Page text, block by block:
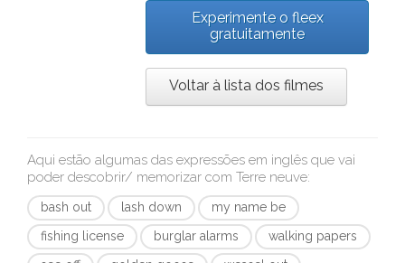
Experimente o fleex
gratuitamente
Voltar à lista dos filmes
Aqui estão algumas das expressões em inglês que vai
poder descobrir/ memorizar com Terre neuve:
bash out lash down
my name be
fishing license
burglar alarms
walking papers